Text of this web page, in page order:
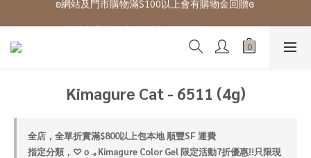
ʚ 網站免費登記會員,登入後可下單ɞ Click Here
ʚ 網站免費登記會員,登入後可下單ɞ Click Here
Kimagure Cat - 6511 (4g)
全店，全單折實滿$800以上包本地 順豐SF 運費
指定分類，♡ｏ.｡Kimagure Color Gel 限定活動7折優惠!!只限現